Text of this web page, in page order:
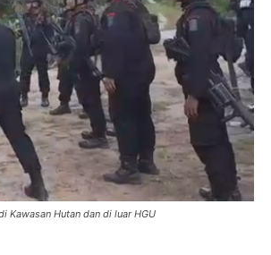
Kawasan Hutan dan di luar HGU